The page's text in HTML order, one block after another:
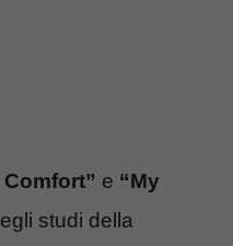
e “My
studi della